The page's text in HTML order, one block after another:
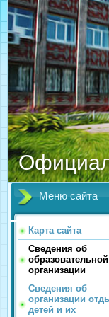
Меню сайта
Карта сайта
Сведения об
образовательной
организации
Сведения об
организации
детей и их